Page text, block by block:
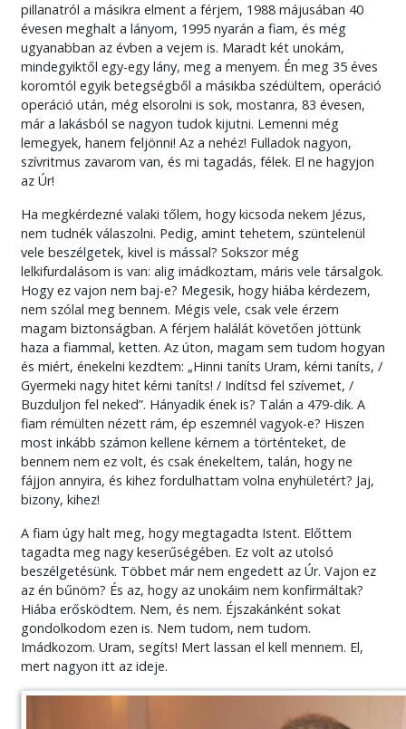
pillanatról a másikra elment a férjem, 1988 májusában 40
évesen meghalt a lányom, 1995 nyarán a fiam, és még
ugyanabban az évben a vejem is. Maradt két unokám,
mindegyiktől egy-egy lány, meg a menyem. Én meg 35 éves
koromtól egyik betegségből a másikba szédültem, operáció
operáció után, még elsorolni is sok, mostanra, 83 évesen,
már a lakásból se nagyon tudok kijutni. Lemenni még
lemegyek, hanem feljönni! Az a nehéz! Fulladok nagyon,
szívritmus zavarom van, és mi tagadás, félek. El ne hagyjon
az Úr!
Ha megkérdezné valaki tőlem, hogy kicsoda nekem Jézus,
nem tudnék válaszolni. Pedig, amint tehetem, szüntelenül
vele beszélgetek, kivel is mással? Sokszor még
lelkifurdalásom is van: alig imádkoztam, máris vele társalgok.
Hogy ez vajon nem baj-e? Megesik, hogy hiába kérdezem,
nem szólal meg bennem. Mégis vele, csak vele érzem
magam biztonságban. A férjem halálát követően jöttünk
haza a fiammal, ketten. Az úton, magam sem tudom hogyan
és miért, énekelni kezdtem: „Hinni taníts Uram, kérni taníts, /
Gyermeki nagy hitet kérni taníts! / Indítsd fel szívemet, /
Buzduljon fel neked”. Hányadik ének is? Talán a 479-dik. A
fiam rémülten nézett rám, ép eszemnél vagyok-e? Hiszen
most inkább számon kellene kérnem a történteket, de
bennem nem ez volt, és csak énekeltem, talán, hogy ne
fájjon annyira, és kihez fordulhattam volna enyhületért? Jaj,
bizony, kihez!
A fiam úgy halt meg, hogy megtagadta Istent. Előttem
tagadta meg nagy keserűségében. Ez volt az utolsó
beszélgetésünk. Többet már nem engedett az Úr. Vajon ez
az én bűnöm? És az, hogy az unokáim nem konfirmáltak?
Hiába erősködtem. Nem, és nem. Éjszakánként sokat
gondolkodom ezen is. Nem tudom, nem tudom.
Imádkozom. Uram, segíts! Mert lassan el kell mennem. El,
mert nagyon itt az ideje.